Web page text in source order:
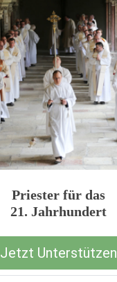
Priester für das
21. Jahrhundert
Jetzt Unterstützen